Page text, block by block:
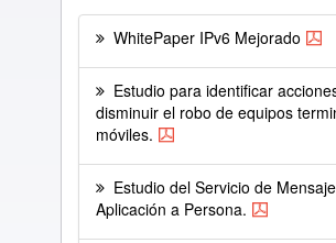
WhitePaper IPv6 Mejorado
Estudio para identificar
disminuir el robo de equipos
móviles.
Estudio del Servicio de
Aplicación a Persona.